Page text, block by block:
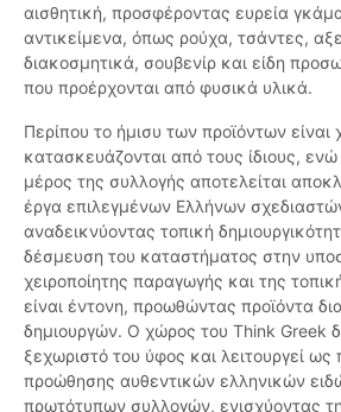
αισθητική, προσφέροντας ευρεία
αντικείμενα, όπως ρούχα, τσάντες,
διακοσμητικά, σουβενίρ και είδη
που προέρχονται από φυσικά υλικά.
Περίπου το ήμισυ των προϊόντων είναι
κατασκευάζονται από τους ίδιους,
μέρος της συλλογής αποτελείται
έργα επιλεγμένων Ελλήνων
αναδεικνύοντας τοπική
δέσμευση του καταστήματος στην
χειροποίητης παραγωγής και της
είναι έντονη, προωθώντας προϊόντα
δημιουργών. Ο χώρος του Think Greek
ξεχωριστό του ύφος και λειτουργεί
προώθησης αυθεντικών ελληνικών
πρωτότυπων συλλογών, ενισχύοντας